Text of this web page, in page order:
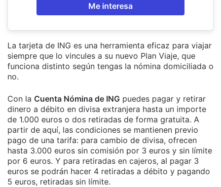
Me interesa
La tarjeta de ING es una herramienta eficaz para viajar
siempre que lo vincules a su nuevo Plan Viaje, que
funciona distinto según tengas la nómina domiciliada o
no.
Con la Cuenta Nómina de ING puedes pagar y retirar
dinero a débito en divisa extranjera hasta un importe
de 1.000 euros o dos retiradas de forma gratuita. A
partir de aquí, las condiciones se mantienen previo
pago de una tarifa: para cambio de divisa, ofrecen
hasta 3.000 euros sin comisión por 3 euros y sin límite
por 6 euros. Y para retiradas en cajeros, al pagar 3
euros se podrán hacer 4 retiradas a débito y pagando
5 euros, retiradas sin límite.